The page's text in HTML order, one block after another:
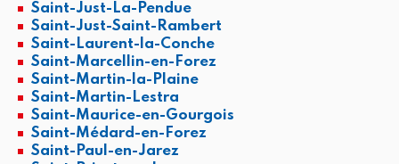
Saint-Just-La-Pendue
Saint-Just-Saint-Rambert
Saint-Laurent-la-Conche
Saint-Marcellin-en-Forez
Saint-Martin-la-Plaine
Saint-Martin-Lestra
Saint-Maurice-en-Gourgois
Saint-Médard-en-Forez
Saint-Paul-en-Jarez